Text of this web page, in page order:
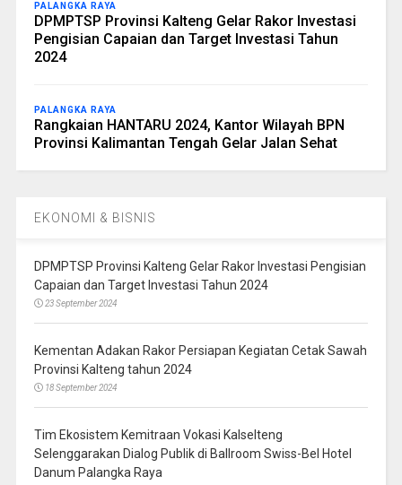
PALANGKA RAYA
DPMPTSP Provinsi Kalteng Gelar Rakor Investasi
Pengisian Capaian dan Target Investasi Tahun
2024
PALANGKA RAYA
Rangkaian HANTARU 2024, Kantor Wilayah BPN
Provinsi Kalimantan Tengah Gelar Jalan Sehat
EKONOMI & BISNIS
DPMPTSP Provinsi Kalteng Gelar Rakor Investasi Pengisian
Capaian dan Target Investasi Tahun 2024
23 September 2024
Kementan Adakan Rakor Persiapan Kegiatan Cetak Sawah
Provinsi Kalteng tahun 2024
18 September 2024
Tim Ekosistem Kemitraan Vokasi Kalselteng
Selenggarakan Dialog Publik di Ballroom Swiss-Bel Hotel
Danum Palangka Raya